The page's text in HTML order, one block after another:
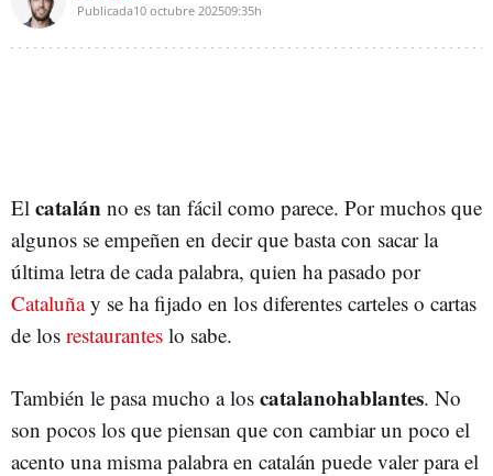
Publicada10 octubre 202509:35h
El catalán no es tan fácil como parece. Por muchos que
algunos se empeñen en decir que basta con sacar la
última letra de cada palabra, quien ha pasado por
Cataluñay se ha fijado en los diferentes carteles o cartas
de los restaurantes lo sabe.
También le pasa mucho a los catalanohablantes. No
son pocos los que piensan que con cambiar un poco el
acento una misma palabra en catalán puede valer para el